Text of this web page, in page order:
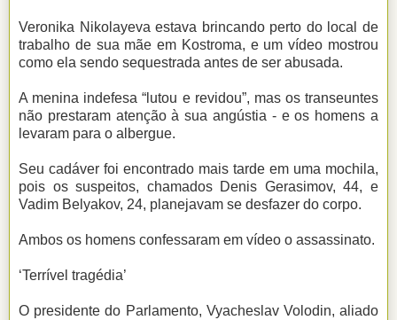
Veronika Nikolayeva estava brincando perto do local de
trabalho de sua mãe em Kostroma, e um vídeo mostrou
como ela sendo sequestrada antes de ser abusada.
A menina indefesa “lutou e revidou”, mas os transeuntes
não prestaram atenção à sua angústia - e os homens a
levaram para o albergue.
Seu cadáver foi encontrado mais tarde em uma mochila,
pois os suspeitos, chamados Denis Gerasimov, 44, e
Vadim Belyakov, 24, planejavam se desfazer do corpo.
Ambos os homens confessaram em vídeo o assassinato.
‘Terrível tragédia’
O presidente do Parlamento, Vyacheslav Volodin, aliado